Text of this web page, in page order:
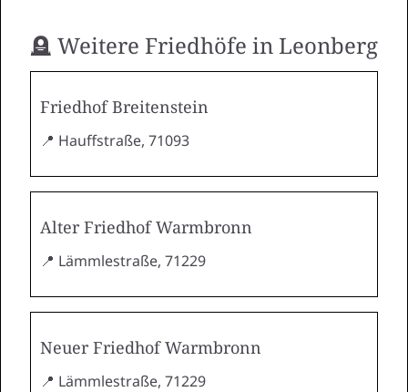
🪦 Weitere Friedhöfe in Leonberg
Friedhof Breitenstein
📍 Hauffstraße, 71093
Alter Friedhof Warmbronn
📍 Lämmlestraße, 71229
Neuer Friedhof Warmbronn
📍 Lämmlestraße, 71229